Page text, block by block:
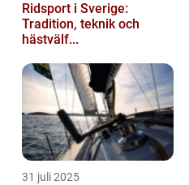
Ridsport i Sverige:
Tradition, teknik och
hästvälf...
31 juli 2025